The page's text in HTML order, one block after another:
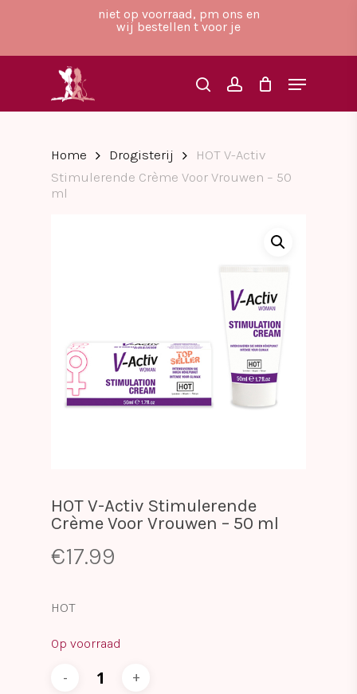
content
niet op voorraad, pm ons en
wij bestellen t voor je
searchaccount
Menu
Home Drogisterij
HOT V-Activ
Stimulerende Crème Voor Vrouwen – 50
ml
HOT V-Activ Stimulerende
Crème Voor Vrouwen – 50 ml
€17.99
HOT
Op voorraad